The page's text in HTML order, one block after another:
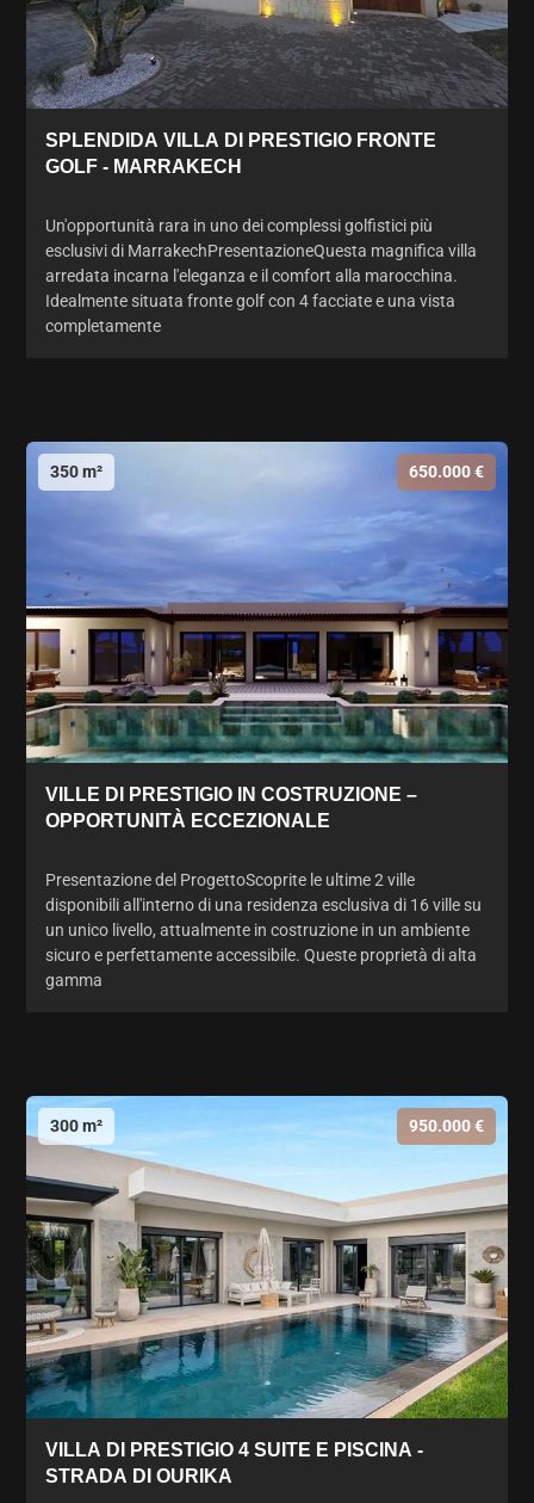
SPLENDIDA VILLA DI PRESTIGIO FRONTE
GOLF - MARRAKECH
Un'opportunità rara in uno dei complessi golfistici più
esclusivi di MarrakechPresentazioneQuesta magnifica villa
arredata incarna l'eleganza e il comfort alla marocchina.
Idealmente situata fronte golf con 4 facciate e una vista
completamente
350 m² 650.000 €
VILLE DI PRESTIGIO IN COSTRUZIONE –
OPPORTUNITÀ ECCEZIONALE
Presentazione del ProgettoScoprite le ultime 2 ville
disponibili all'interno di una residenza esclusiva di 16 ville su
un unico livello, attualmente in costruzione in un ambiente
sicuro e perfettamente accessibile. Queste proprietà di alta
gamma
300 m² 950.000 €
VILLA DI PRESTIGIO 4 SUITE E PISCINA -
STRADA DI OURIKA